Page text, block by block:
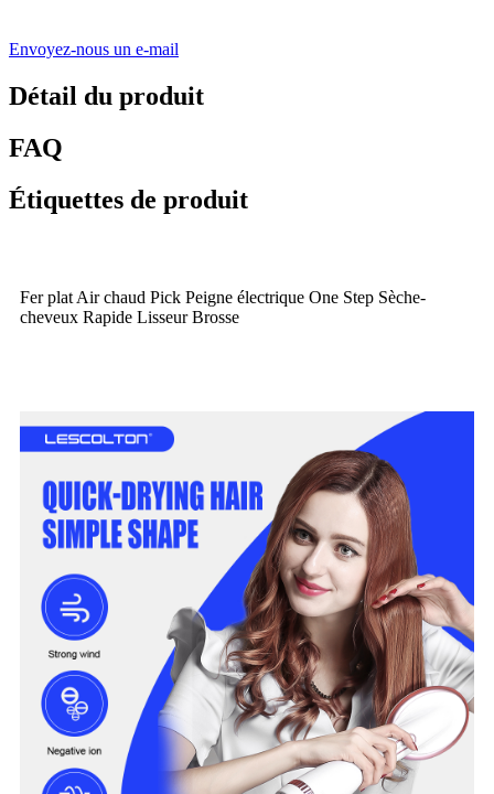
Envoyez-nous un e-mail
Détail du produit
FAQ
Étiquettes de produit
Fer plat Air chaud Pick Peigne électrique One Step Sèche-
cheveux Rapide Lisseur Brosse